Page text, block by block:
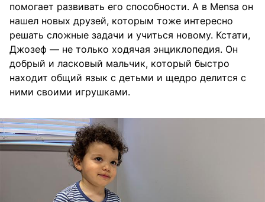
помогает развивать его способности. А в Mensa он
нашел новых друзей, которым тоже интересно
решать сложные задачи и учиться новому. Кстати,
Джозеф — не только ходячая энциклопедия. Он
добрый и ласковый мальчик, который быстро
находит общий язык с детьми и щедро делится с
ними своими игрушками.